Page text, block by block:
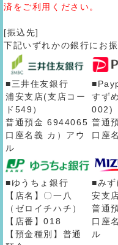
済をご利用ください。
[振込先]
下記いずれかの銀行にお
■三井住友銀行
浦安支店(支店コー
ド549）
普通預金 6944065
口座名義 カ）アウ
ル
すず
002)
普通
口座
■ゆうちょ銀行
【店名】〇一八
（ゼロイチハチ）
【店番】018
【預金種別】普通
■み
安支
普通
口座
ル